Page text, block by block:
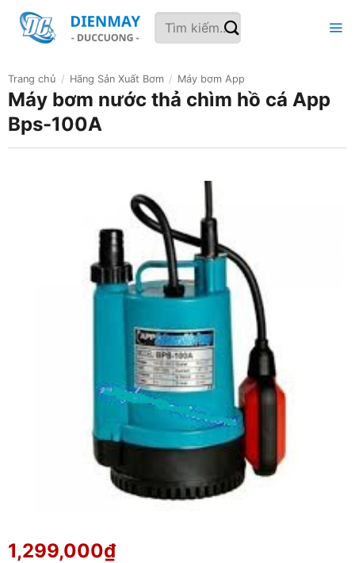
qua
Tìm
kiếm:
Trang chủ / Hãng Sản Xuất Bơm / Máy bơm App
Máy bơm nước thả chìm hồ cá App
Bps-100A
1,299,000₫